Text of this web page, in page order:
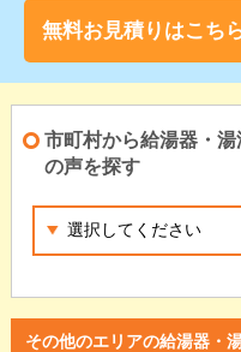
無料お見積りはこち
市町村から給湯器・
の声を探す
その他のエリアの給湯器・